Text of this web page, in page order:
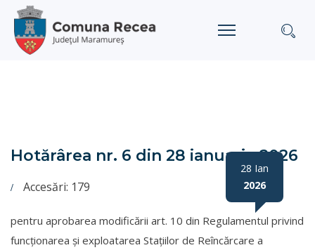
Hotărârea nr. 6 din 28 ianuarie 2026
28 Ian
2026
Accesări: 179
pentru aprobarea modificării art. 10 din Regulamentul privind
funcționarea și exploatarea Stațiilor de Reîncărcare a